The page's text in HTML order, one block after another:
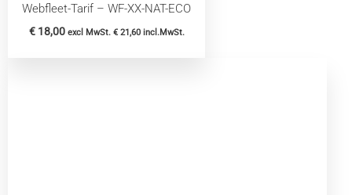
Webfleet-Tarif – WF-XX-NAT-ECO
€18,00 excl MwSt. €21,60incl.MwSt.